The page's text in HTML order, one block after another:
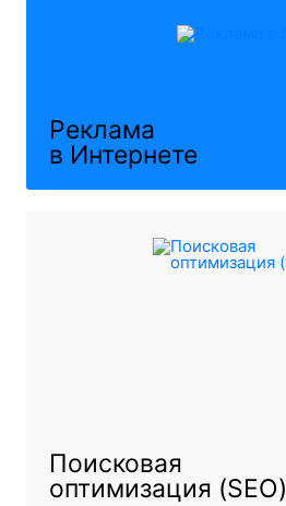
Реклама
в Интернете
Поисковая
оптимизация (SEO)